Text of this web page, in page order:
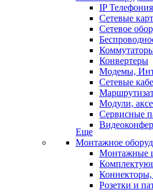
IP Телефония
Сетевые
Сетевое
Конвертеры
Модемы,
Сетевые
Модули,
Сервисные
Еще
Монтажное
Монтажные
Розетки и